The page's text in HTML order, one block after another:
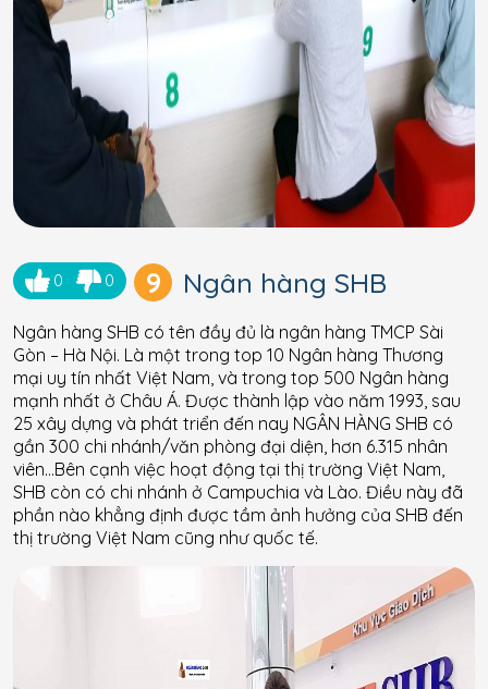
0 0 9 Ngân hàng SHB
Ngân hàng SHB có tên đầy đủ là ngân hàng TMCP Sài
Gòn – Hà Nội. Là một trong top 10 Ngân hàng Thương
mại uy tín nhất Việt Nam, và trong top 500 Ngân hàng
mạnh nhất ở Châu Á. Được thành lập vào năm 1993, sau
25 xây dựng và phát triển đến nay NGÂN HÀNG SHB có
gần 300 chi nhánh/văn phòng đại diện, hơn 6.315 nhân
viên…Bên cạnh việc hoạt động tại thị trường Việt Nam,
SHB còn có chi nhánh ở Campuchia và Lào. Điều này đã
phần nào khẳng định được tầm ảnh hưởng của SHB đến
thị trường Việt Nam cũng như quốc tế.